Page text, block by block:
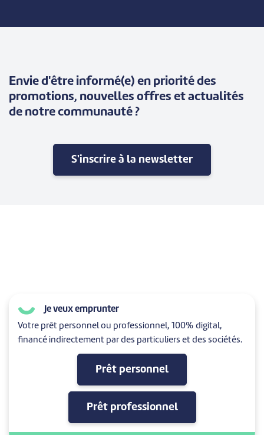
Envie d'être informé(e) en priorité des
promotions, nouvelles offres et actualités
de notre communauté ?
S'inscrire à la newsletter
Je veux emprunter
Votre prêt personnel ou professionnel, 100% digital,
financé indirectement par des particuliers et des sociétés.
Prêt personnel
Prêt professionnel